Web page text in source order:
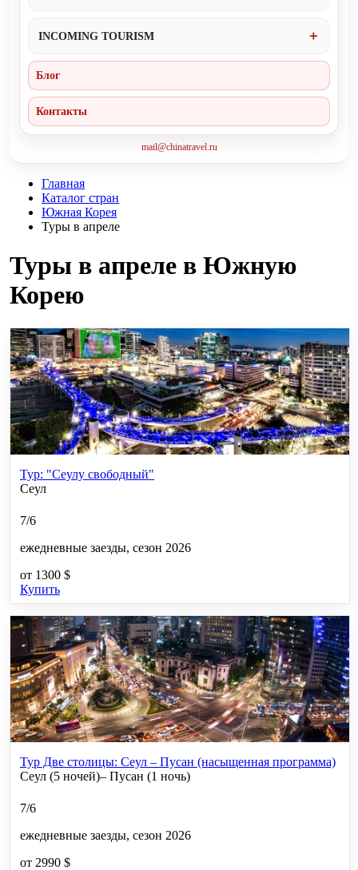
INCOMING TOURISM
Блог
Контакты
mail@chinatravel.ru
Главная
Каталог стран
Южная Корея
Туры в апреле
Туры в апреле в Южную
Корею
Тур: "Сеулу свободный"
Сеул
7/6
ежедневные заезды, сезон 2026
от 1300 $
Купить
Тур Две столицы: Сеул – Пусан (насыщенная программа)
Сеул (5 ночей)– Пусан (1 ночь)
7/6
ежедневные заезды, сезон 2026
от 2990 $